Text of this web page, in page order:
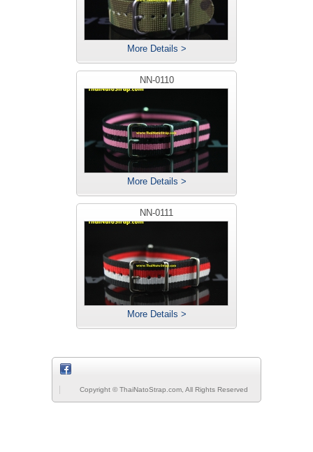
More Details >
NN-0110
More Details >
NN-0111
More Details >
Copyright © ThaiNatoStrap.com, All Rights Reserved